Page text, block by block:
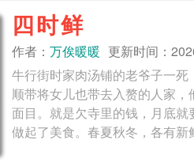
四时鲜
作者： 万俟暖暖 更新时间：
牛行街时家肉汤铺的老爷子一死
顺带将女儿也带去入赘的人家
面目。就是欠寺里的钱，月底